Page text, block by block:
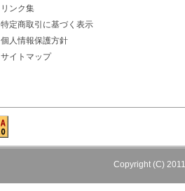
リンク集
特定商取引に基づく表示
個人情報保護方針
サイトマップ
Copyright (C)